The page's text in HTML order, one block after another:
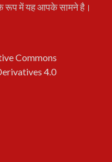
रूप में यह आपके सामने है।
Commons
4.0